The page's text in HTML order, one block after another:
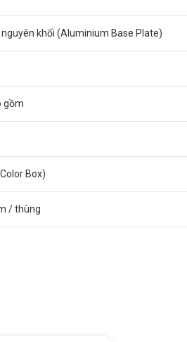
nguyên khối (Aluminium Base Plate)
gồm
Box)
/ thùng